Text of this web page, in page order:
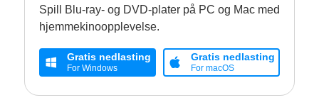
Spill Blu-ray- og DVD-plater på PC og Mac med
hjemmekinoopplevelse.
Gratis nedlasting
For Windows
Gratis nedlasting
For macOS